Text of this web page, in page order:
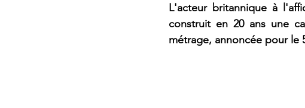
L'acteur britannique à
construit en 20 ans une
métrage, annoncée pour le